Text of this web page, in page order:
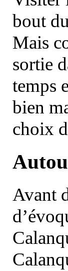
bout
Mais
sortie
temps
bien
choix
Avant